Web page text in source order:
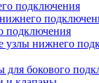
подключения
подключения
узлы нижнего
бокового